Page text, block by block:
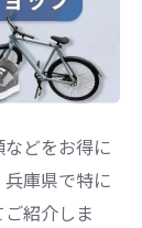
どをお得に
庫県で特に
紹介しま